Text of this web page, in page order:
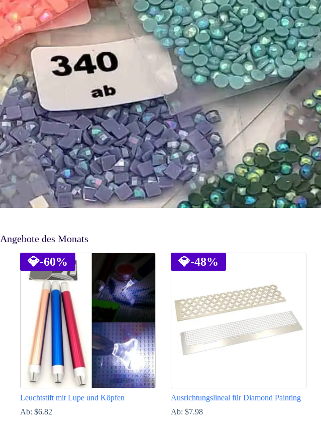
Angebote des Monats
💎-60%
Leuchtstift mit Lupe und Köpfen
Ab: $6.82
💎-48%
Ausrichtungslineal für Diamond Painting
Ab: $7.98